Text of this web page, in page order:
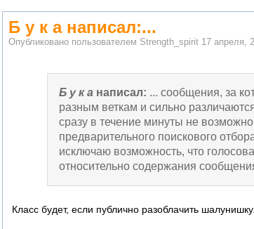
Б у к а написал:...
Опубликовано пользователем Strength_spirit 17 апреля,
Б у к а написал: ... сообщения, за
разным веткам и сильно
сразу в течение минуты не
предварительного поискового
исключаю возможность, что
относительно содержания
Класс будет, если публично разоблачить шалунишку.